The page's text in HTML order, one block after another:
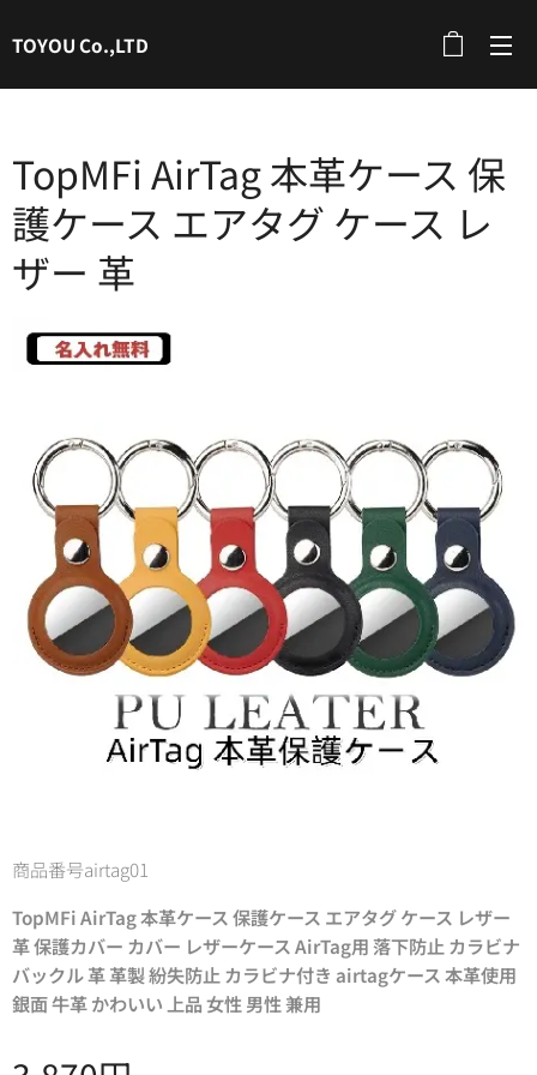
TOYOU Co.,LTD
TopMFi AirTag 本革ケース 保
護ケース エアタグ ケース レ
ザー 革
商品番号airtag01
TopMFi AirTag 本革ケース 保護ケース エアタグ ケース レザー
革 保護カバー カバー レザーケース AirTag用 落下防止 カラビナ
バックル 革 革製 紛失防止 カラビナ付き airtagケース 本革使用
銀面 牛革 かわいい 上品 女性 男性 兼用